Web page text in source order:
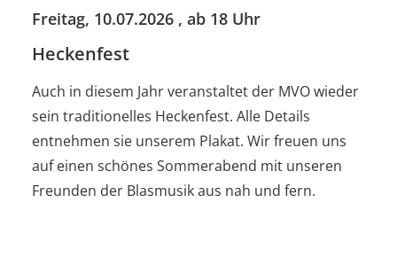
Freitag, 10.07.2026 , ab 18 Uhr
Heckenfest
Auch in diesem Jahr veranstaltet der MVO wieder
sein traditionelles Heckenfest. Alle Details
entnehmen sie unserem Plakat. Wir freuen uns
auf einen schönes Sommerabend mit unseren
Freunden der Blasmusik aus nah und fern.